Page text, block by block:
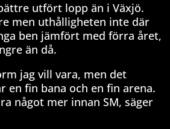
utfört lopp än i Växjö.
men uthålligheten inte där
ben jämfört med förra året,
än då.
jag vill vara, men det
en fin bana och en fin arena.
något mer innan SM, säger